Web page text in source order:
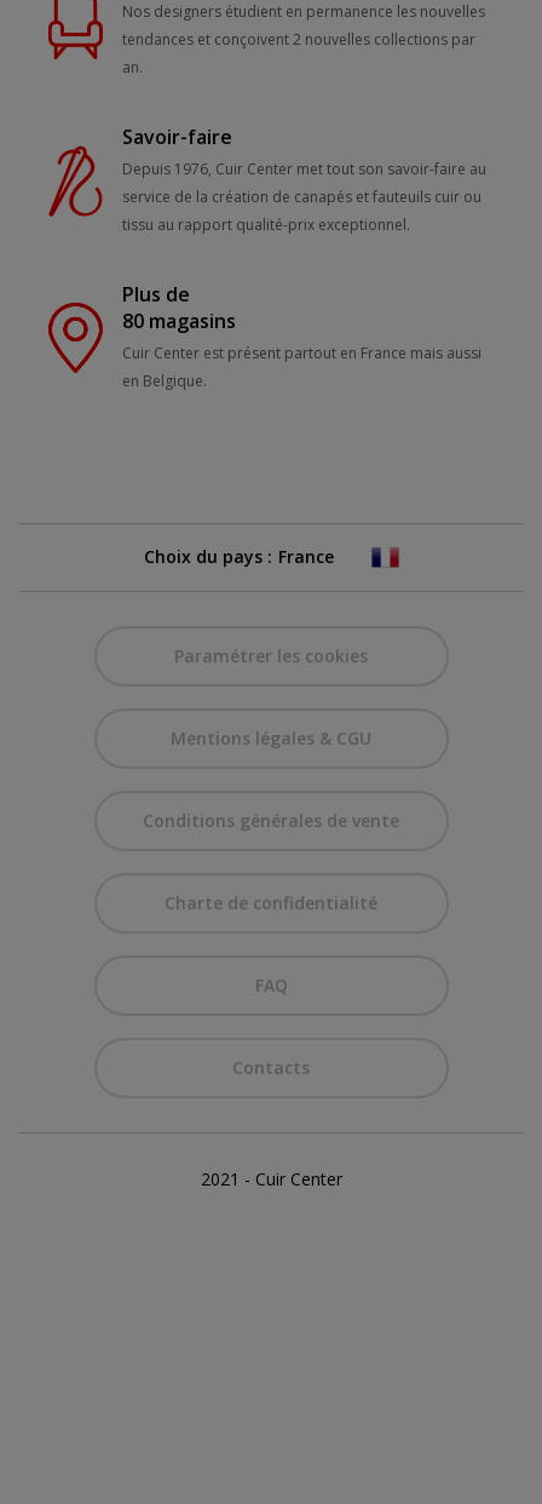
Nos designers étudient en permanence les nouvelles
tendances et conçoivent 2 nouvelles collections par
an.
Savoir-faire
Depuis 1976, Cuir Center met tout son savoir-faire au
service de la création de canapés et fauteuils cuir ou
tissu au rapport qualité-prix exceptionnel.
Plus de
80 magasins
Cuir Center est présent partout en France mais aussi
en Belgique.
Choix du pays :
Paramétrer les cookies
Mentions légales & CGU
Conditions générales de vente
Charte de confidentialité
FAQ
Contacts
2021 - Cuir Center